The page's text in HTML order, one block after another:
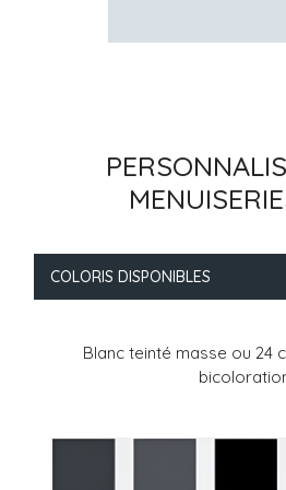
COLORIS DISPONIBLES
Blanc teinté masse ou 24